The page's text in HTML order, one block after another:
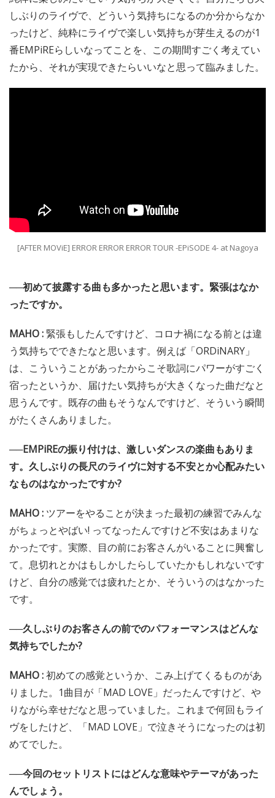
しぶりのライヴで、どういう気持ちになるのか分からなか
ったけど、純粋にライヴで楽しい気持ちが芽生えるのが1
番EMPiREらしいなってことを、この期間すごく考えてい
たから、それが実現できたらいいなと思って臨みました。
[AFTER MOViE] ERROR ERROR ERROR TOUR -EPiSODE 4- at Nagoya
──初めて披露する曲も多かったと思います。緊張はなか
ったですか。
MAHO : 緊張もしたんですけど、コロナ禍になる前とは違
う気持ちでできたなと思います。例えば「ORDiNARY」
は、こういうことがあったからこそ歌詞にパワーがすごく
宿ったというか、届けたい気持ちが大きくなった曲だなと
思うんです。既存の曲もそうなんですけど、そういう瞬間
がたくさんありました。
──EMPiREの振り付けは、激しいダンスの楽曲もありま
す。久しぶりの長尺のライヴに対する不安とか心配みたい
なものはなかったですか?
MAHO : ツアーをやることが決まった最初の練習でみんな
がちょっとやばい! ってなったんですけど不安はあまりな
かったです。実際、目の前にお客さんがいることに興奮し
て。息切れとかはもしかしたらしていたかもしれないです
けど、自分の感覚では疲れたとか、そういうのはなかった
です。
──久しぶりのお客さんの前でのパフォーマンスはどんな
気持ちでしたか?
MAHO :初めての感覚というか、こみ上げてくるものがあ
りました。1曲目が「MAD LOVE」だったんですけど、や
りながら幸せだなと思っていました。これまで何回もライ
ヴをしたけど、「MAD LOVE」で泣きそうになったのは初
めてでした。
──今回のセットリストにはどんな意味やテーマがあった
んでしょう。